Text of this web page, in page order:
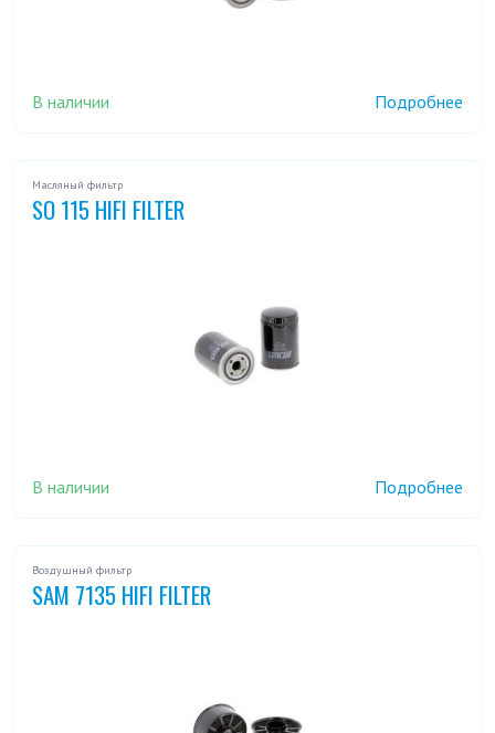
В наличии Подробнее
Масляный фильтр
SO 115 HIFI FILTER
В наличии Подробнее
Воздушный фильтр
SAM 7135 HIFI FILTER